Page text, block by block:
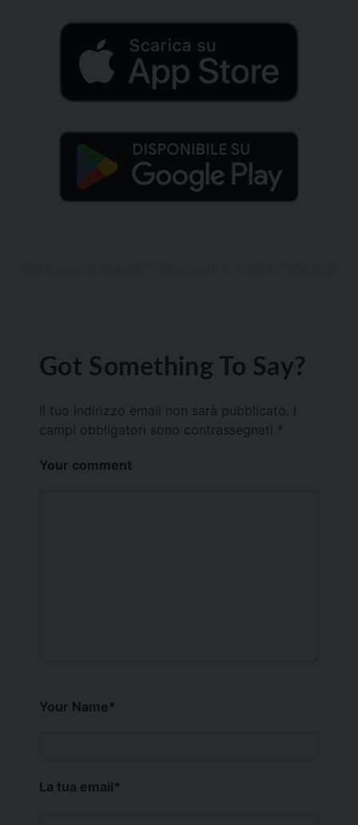
Got Something To Say?
Il tuo indirizzo email non sarà pubblicato.
campi obbligatori sono contrassegnati *
Your comment
Your Name*
La tua email*